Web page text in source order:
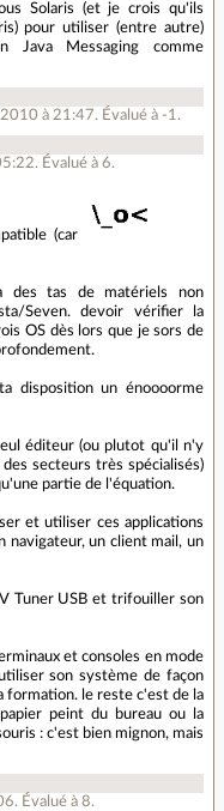
Solaris (et je crois qu'ils
pour utiliser (entre autre)
Java Messaging comme
à 21:47. Évalué à -1 .
. Évalué à 6.
(car
des tas de matériels non
Seven. devoir vérifier la
OS dès lors que je sors de
disposition un énoooorme
éditeur (ou plutot qu'il n'y
secteurs très spécialisés)
partie de l'équation.
et utiliser ces applications
navigateur, un client mail, un
Tuner USB et trifouiller son
et consoles en mode
son système de façon
formation. le reste c'est de la
peint du bureau ou la
: c'est bien mignon, mais
. Évalué à 8.